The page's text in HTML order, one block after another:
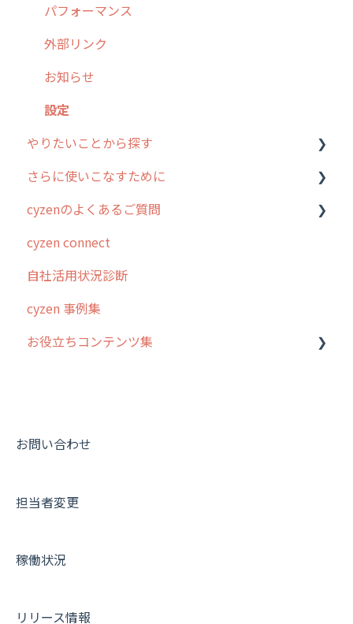
【業界業種別】cyzen設定方法
帳票出力
メッセージ・ファイル添付
商品
各種設定・その他
パフォーマンス
外部リンク
お知らせ
設定
やりたいことから探す
行動管理
勤怠管理
予定管理
スポット
ステータス・主観
報告書・行動種別
活動通知
商品
さらに使いこなすために
はじめに
スポット・ステータス関連オプション
交通費自動計算
安全走行支援
写真管理・高画質化
その他オプション
契約・その他
cyzenのよくあるご質問
ログインについて
グループ・ユーザーについて
GPS・位置情報 について
ルート自動記録 について
報告書について
メンバー画面について
cyzen connect
自社活用状況診断
cyzen 事例集
お役立ちコンテンツ集
動画集：共通
お問い合わせ
担当者変更
稼働状況
リリース情報